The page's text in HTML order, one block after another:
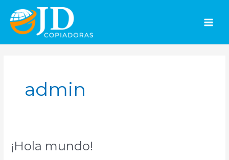
contenido
admin
¡Hola mundo!
¡Hola
mundo!